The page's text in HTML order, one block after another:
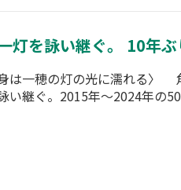
灯を詠い継ぐ。 10年ぶ
は一穂の灯の光に濡れる〉
継ぐ。2015年～2024年の